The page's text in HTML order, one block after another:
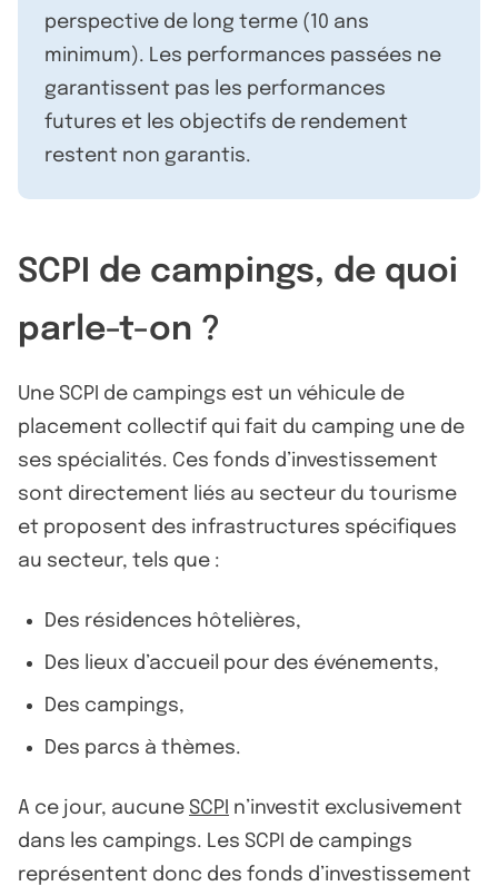
perspective de long terme (10 ans
minimum). Les performances passées ne
garantissent pas les performances
futures et les objectifs de rendement
restent non garantis.
SCPI de campings, de quoi
parle-t-on ?
Une SCPI de campings est un véhicule de
placement collectif qui fait du camping une de
ses spécialités. Ces fonds d’investissement
sont directement liés au secteur du tourisme
et proposent des infrastructures spécifiques
au secteur, tels que :
Des résidences hôtelières,
Des lieux d’accueil pour des événements,
Des campings,
Des parcs à thèmes.
A ce jour, aucune SCPI n’investit exclusivement
dans les campings. Les SCPI de campings
représentent donc des fonds d’investissement